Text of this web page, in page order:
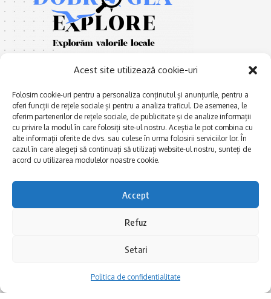
Acest site utilizează cookie-uri
Folosim cookie-uri pentru a personaliza conținutul și anunțurile, pentru a
oferi funcții de rețele sociale și pentru a analiza traficul. De asemenea, le
oferim partenerilor de rețele sociale, de publicitate și de analize informații
cu privire la modul în care folosiți site-ul nostru. Aceștia le pot combina cu
alte informații oferite de dvs. sau culese în urma folosirii serviciilor lor. În
cazul în care alegeți să continuați să utilizați website-ul nostru, sunteți de
acord cu utilizarea modulelor noastre cookie.
Accept
Refuz
Setari
Politica de confidentialitate
E xplorăm Dobrogea,
Explorăm valorile locale:
Deltă, Litoral, cele mai mari
biserici și mănăstiri, cele mai
FRUMOASE POVEȘTI.
Afaceri și meșteșuguri
Actualitate